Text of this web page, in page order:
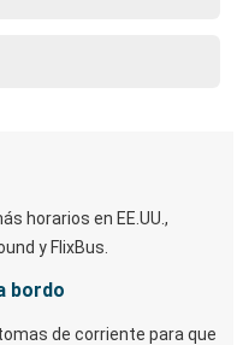
horarios en EE.UU.,
y FlixBus.
bordo
de corriente para que